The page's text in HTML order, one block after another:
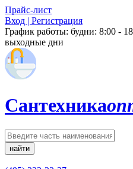
Прайс-лист
Вход | Регистрация
График работы: будни: 8:00 -
выходные дни
Сантехника
найти